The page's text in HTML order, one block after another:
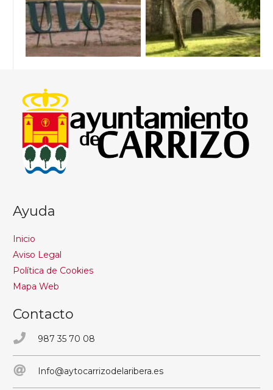
Ayuda
Inicio
Aviso Legal
Política de Cookies
Mapa Web
Contacto
987 35 70 08
Info@aytocarrizodelaribera.es